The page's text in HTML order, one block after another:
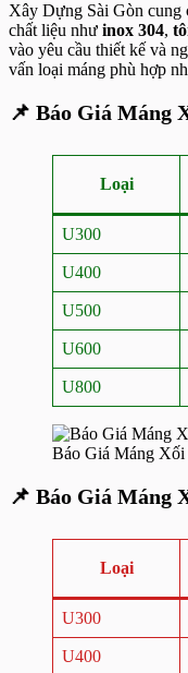
Xây Dựng Sài Gòn cung
chất liệu như inox 304,
vào yêu cầu thiết kế và
vấn loại máng phù hợp
📌 Báo Giá Máng
Loại
U300
U400
U500
U600
U800
Báo Giá Máng
📌 Báo Giá Máng
Loại
U300
U400